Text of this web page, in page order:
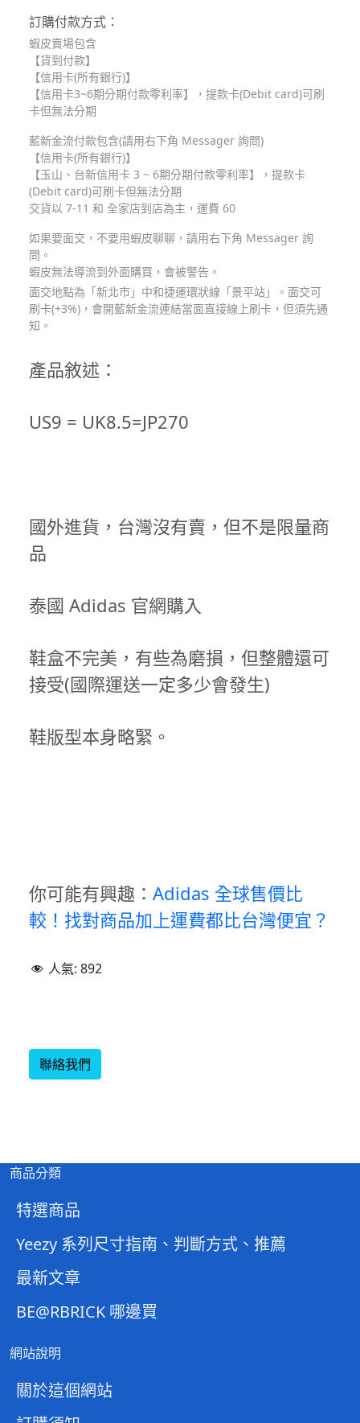
訂購付款方式：
蝦皮賣場包含
【貨到付款】
【信用卡(所有銀行)】
【信用卡3~6期分期付款零利率】，提款卡(Debit card)可刷
卡但無法分期
藍新金流付款包含(請用右下角 Messager 詢問)
【信用卡(所有銀行)】
【玉山、台新信用卡 3 ~ 6期分期付款零利率】，提款卡
(Debit card)可刷卡但無法分期
交貨以 7-11 和 全家店到店為主，運費 60
如果要面交，不要用蝦皮聊聊，請用右下角 Messager 詢
問。
蝦皮無法導流到外面購買，會被警告。
面交地點為「新北市」中和捷運環狀線「景平站」。面交可
刷卡(+3%)，會開藍新金流連結當面直接線上刷卡，但須先通
知。
產品敘述：
US9 = UK8.5=JP270
國外進貨，台灣沒有賣，但不是限量商
品
泰國 Adidas 官網購入
鞋盒不完美，有些為磨損，但整體還可
接受(國際運送一定多少會發生)
鞋版型本身略緊。
你可能有興趣： Adidas 全球售價比
較！找對商品加上運費都比台灣便宜？
人氣: 892
聯絡我們
商品分類
特選商品
Yeezy 系列尺寸指南、判斷方式、推薦
最新文章
BE@RBRICK 哪邊買
網站說明
關於這個網站